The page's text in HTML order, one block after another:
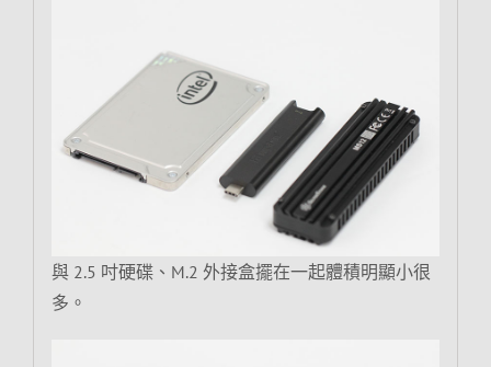
與 2.5 吋硬碟、M.2 外接盒擺在一起體積明顯小很
多。